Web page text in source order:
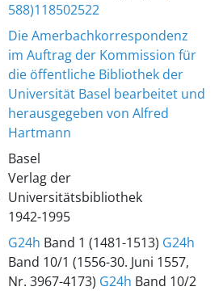
588)118502522
Die Amerbachkorrespondenz
im Auftrag der Kommission für
die öffentliche Bibliothek der
Universität Basel bearbeitet und
herausgegeben von Alfred
Hartmann
Basel
Verlag der
Universitätsbibliothek
1942-1995
G24h Band 1 (1481-1513) G24h
Band 10/1 (1556-30. Juni 1557,
Nr. 3967-4173) G24h Band 10/2